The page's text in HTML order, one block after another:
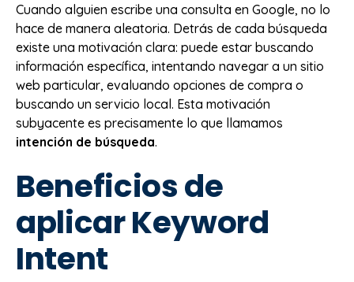
Cuando alguien escribe una consulta en Google, no lo
hace de manera aleatoria. Detrás de cada búsqueda
existe una motivación clara: puede estar buscando
información específica, intentando navegar a un sitio
web particular, evaluando opciones de compra o
buscando un servicio local. Esta motivación
subyacente es precisamente lo que llamamos
intención de búsqueda.
Beneficios de
aplicar Keyword
Intent